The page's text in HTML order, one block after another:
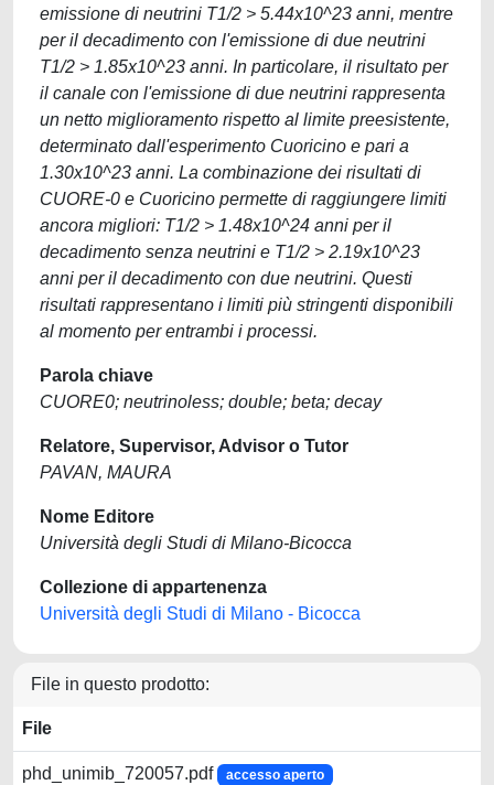
emissione di neutrini T1/2 > 5.44x10^23 anni, mentre
per il decadimento con l'emissione di due neutrini
T1/2 > 1.85x10^23 anni. In particolare, il risultato per
il canale con l'emissione di due neutrini rappresenta
un netto miglioramento rispetto al limite preesistente,
determinato dall'esperimento Cuoricino e pari a
1.30x10^23 anni. La combinazione dei risultati di
CUORE-0 e Cuoricino permette di raggiungere limiti
ancora migliori: T1/2 > 1.48x10^24 anni per il
decadimento senza neutrini e T1/2 > 2.19x10^23
anni per il decadimento con due neutrini. Questi
risultati rappresentano i limiti più stringenti disponibili
al momento per entrambi i processi.
Parola chiave
CUORE0; neutrinoless; double; beta; decay
Relatore, Supervisor, Advisor o Tutor
PAVAN, MAURA
Nome Editore
Università degli Studi di Milano-Bicocca
Collezione di appartenenza
Università degli Studi di Milano - Bicocca
File in questo prodotto:
File
phd_unimib_720057.pdf accesso aperto